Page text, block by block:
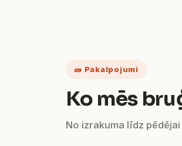
🧱 Pakalpojumi
Ko mēs
No izrakuma līdz